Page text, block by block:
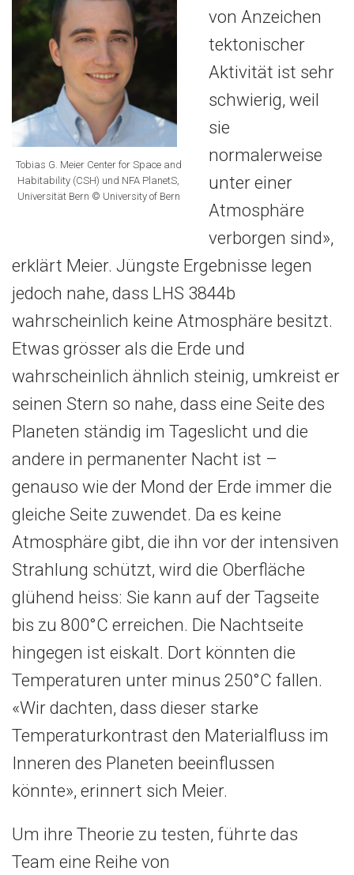
Tobias G. Meier Center for Space and
Habitability (CSH) und NFA PlanetS,
Universität Bern © University of Bern
von Anzeichen
tektonischer
Aktivität ist sehr
schwierig, weil
sie
normalerweise
unter einer
Atmosphäre
verborgen sind»,
erklärt Meier. Jüngste Ergebnisse legen
jedoch nahe, dass LHS 3844b
wahrscheinlich keine Atmosphäre besitzt.
Etwas grösser als die Erde und
wahrscheinlich ähnlich steinig, umkreist er
seinen Stern so nahe, dass eine Seite des
Planeten ständig im Tageslicht und die
andere in permanenter Nacht ist –
genauso wie der Mond der Erde immer die
gleiche Seite zuwendet. Da es keine
Atmosphäre gibt, die ihn vor der intensiven
Strahlung schützt, wird die Oberfläche
glühend heiss: Sie kann auf der Tagseite
bis zu 800°C erreichen. Die Nachtseite
hingegen ist eiskalt. Dort könnten die
Temperaturen unter minus 250°C fallen.
«Wir dachten, dass dieser starke
Temperaturkontrast den Materialfluss im
Inneren des Planeten beeinflussen
könnte», erinnert sich Meier.
Um ihre Theorie zu testen, führte das
Team eine Reihe von